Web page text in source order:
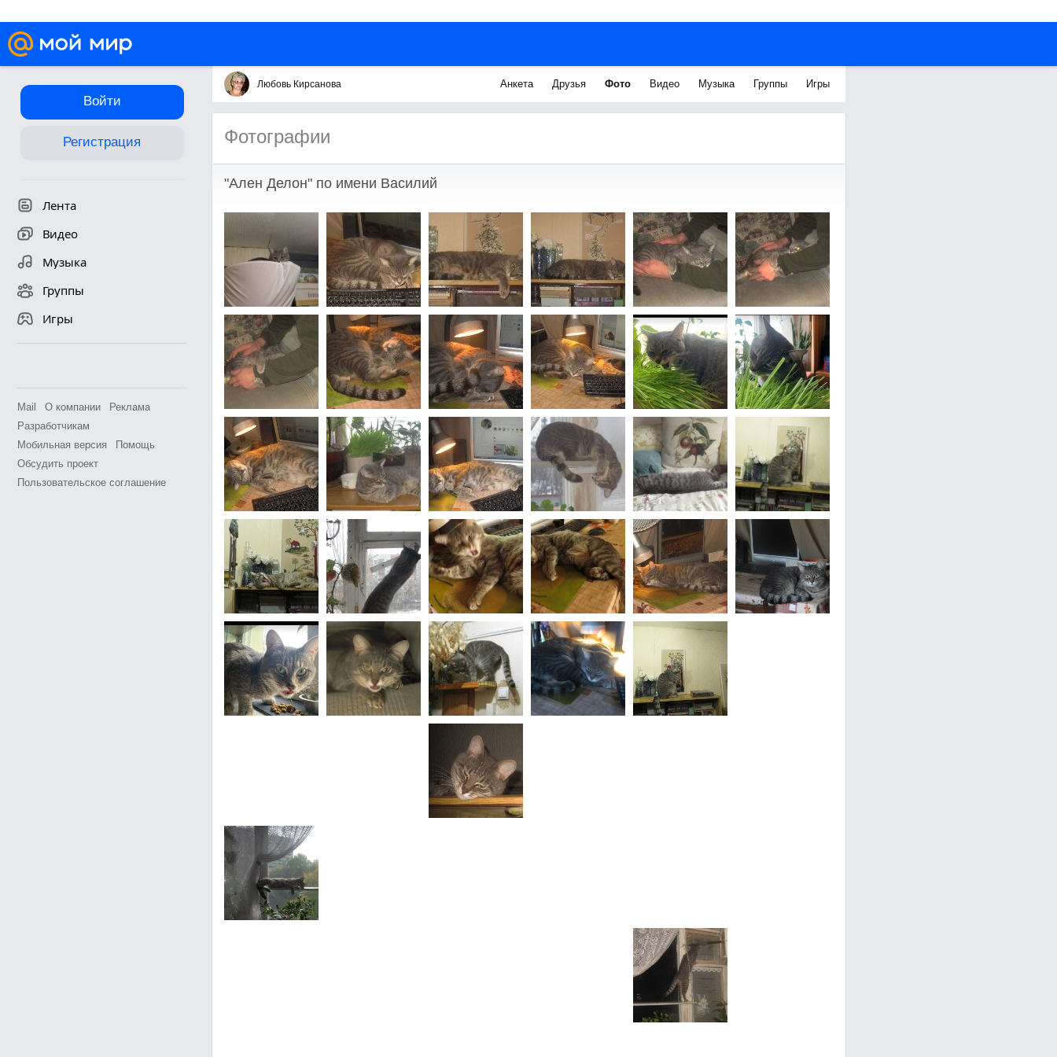
Войти
Регистрация
Лента
Видео
Музыка
Группы
Игры
Mail О компании
Реклама
Разработчикам
Мобильная версия
Помощь
Обсудить проект
Пользовательское соглашение
Любовь Кирсанова Анкета Друзья Фото Видео Музыка Группы Игры
Фотографии
"Ален Делон" по имени Василий